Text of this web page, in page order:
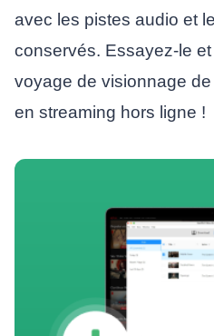
avec les pistes audio et
conservés. Essayez-le
voyage de visionnage
en streaming hors ligne !